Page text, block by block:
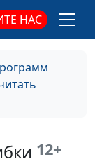
НАС
12+
#800